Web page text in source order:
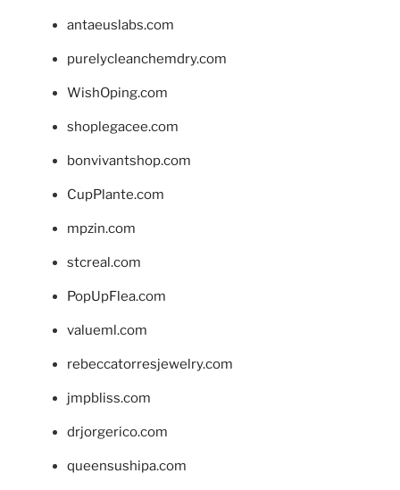
antaeuslabs.com
purelycleanchemdry.com
WishOping.com
shoplegacee.com
bonvivantshop.com
CupPlante.com
mpzin.com
stcreal.com
PopUpFlea.com
valueml.com
rebeccatorresjewelry.com
jmpbliss.com
drjorgerico.com
queensushipa.com